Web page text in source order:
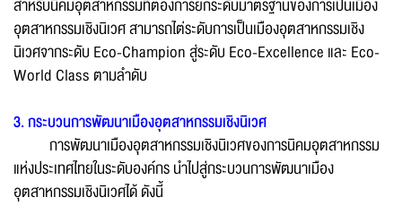
สำหรับนิคมอุตสาหกรรมที่ต้องการยกระดับมาตรฐานของการเป็นเมือง
อุตสาหกรรมเชิงนิเวศ สามารถไต่ระดับการเป็นเมืองอุตสาหกรรมเชิง
นิเวศจากระดับ Eco-Champion สู่ระดับ Eco-Excellence และ Eco-
World Class ตามลำดับ
3. กระบวนการพัฒนาเมืองอุตสาหกรรมเชิงนิเวศ
การพัฒนาเมืองอุตสาหกรรมเชิงนิเวศของการนิคมอุตสาหกรรม
แห่งประเทศไทยในระดับองค์กร นำไปสู่กระบวนการพัฒนาเมือง
อุตสาหกรรมเชิงนิเวศได้ ดังนี้